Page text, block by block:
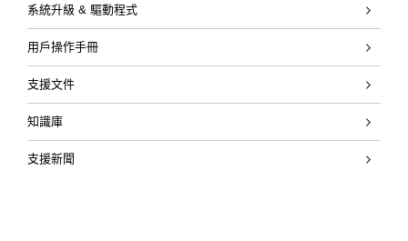
系統升級 & 驅動程式
用戶操作手冊
支援文件
知識庫
支援新聞